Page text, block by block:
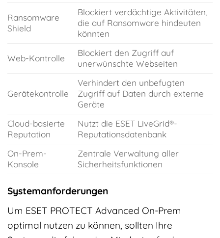
Ransomware
Shield
Blockiert verdächtige Aktivitäten,
die auf Ransomware hindeuten
könnten
Web-Kontrolle
Blockiert den Zugriff auf
unerwünschte Webseiten
Gerätekontrolle
Verhindert den unbefugten
Zugriff auf Daten durch externe
Geräte
Cloud-basierte
Reputation
Nutzt die ESET LiveGrid®-
Reputationsdatenbank
On-Prem-
Konsole
Zentrale Verwaltung aller
Sicherheitsfunktionen
Systemanforderungen
Um ESET PROTECT Advanced On-Prem
optimal nutzen zu können, sollten Ihre